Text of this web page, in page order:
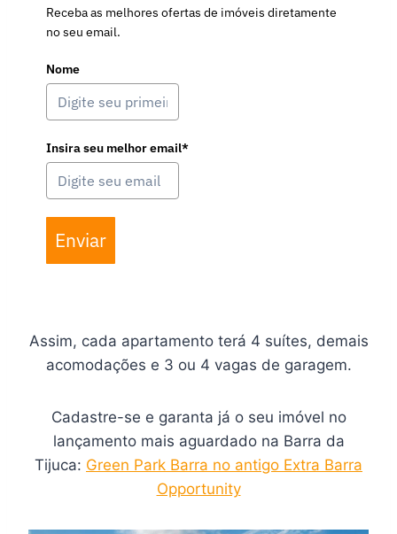
Receba as melhores ofertas de imóveis diretamente
no seu email.
Nome
Insira seu melhor email*
Enviar
Assim, cada apartamento terá 4 suítes, demais
acomodações e 3 ou 4 vagas de garagem.
Cadastre-se e garanta já o seu imóvel no
lançamento mais aguardado na Barra da
Tijuca: Green Park Barra no antigo Extra Barra
Opportunity